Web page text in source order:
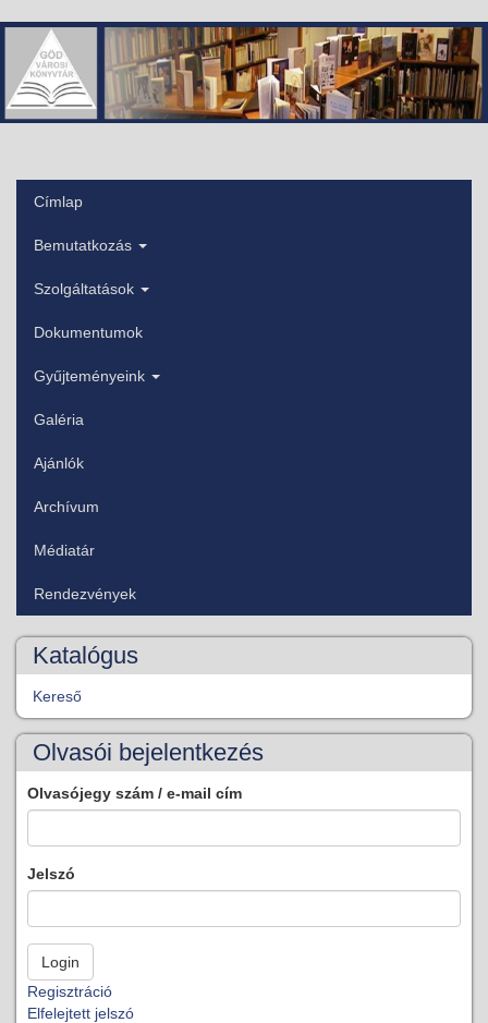
Ugrás
tartalomra
Főmenü
Címlap
Bemutatkozás
Szolgáltatások
Dokumentumok
Gyűjteményeink
Galéria
Ajánlók
Archívum
Médiatár
Rendezvények
Katalógus
Kereső
Olvasói bejelentkezés
Olvasójegy szám / e-mail cím
Jelszó
Regisztráció
Elfelejtett jelszó